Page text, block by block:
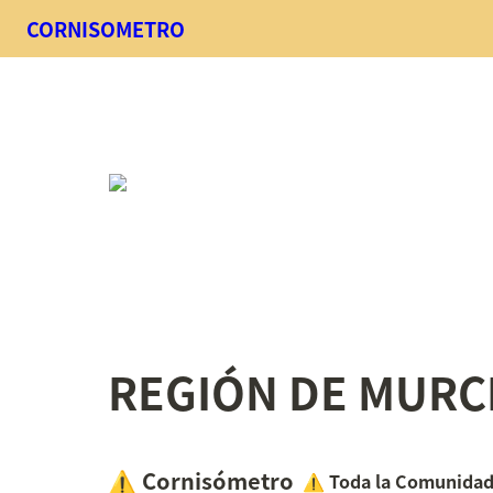
CORNISOMETRO
REGIÓN DE
⚠️ Cornisómetro ⚠️ Toda la Comunidad